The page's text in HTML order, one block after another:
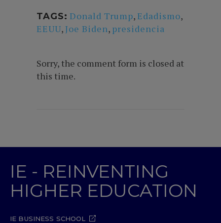
TAGS: Donald Trump, Edadismo,
EEUU,Joe Biden, presidencia
Sorry, the comment form is closed at
this time.
IE - REINVENTING
HIGHER EDUCATION
IE BUSINESS SCHOOL